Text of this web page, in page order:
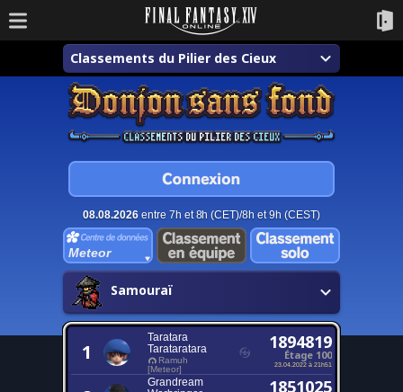
Classements du Pilier des Cieux
08.08.2026entre 7h et 8h (CET)/8h et 9h (CEST)
Meteor
Samouraï
1
Taratara
Tarataratara
Ramuh
[Meteor]
1894819
Étage 100
23.04.2022 à 21h51
Grandream
1851025